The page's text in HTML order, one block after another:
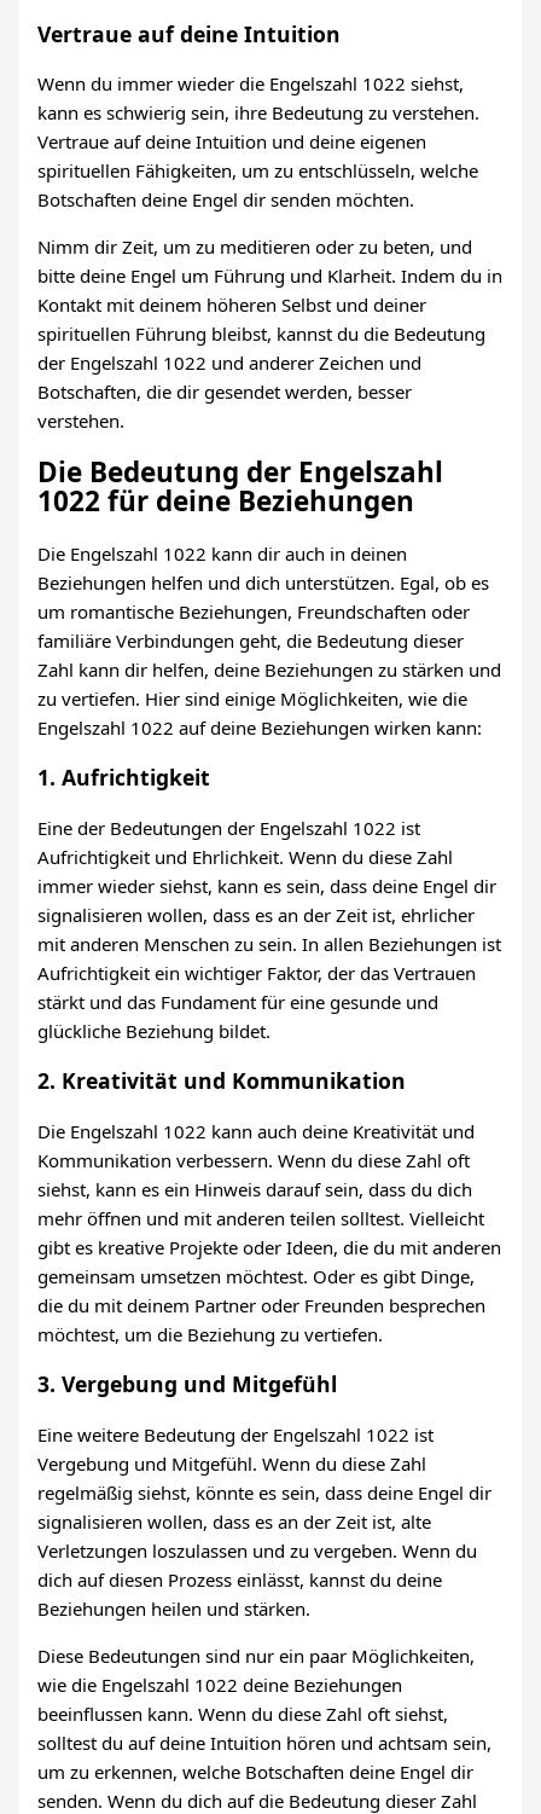
Vertraue auf deine Intuition
Wenn du immer wieder die Engelszahl 1022 siehst,
kann es schwierig sein, ihre Bedeutung zu verstehen.
Vertraue auf deine Intuition und deine eigenen
spirituellen Fähigkeiten, um zu entschlüsseln, welche
Botschaften deine Engel dir senden möchten.
Nimm dir Zeit, um zu meditieren oder zu beten, und
bitte deine Engel um Führung und Klarheit. Indem du in
Kontakt mit deinem höheren Selbst und deiner
spirituellen Führung bleibst, kannst du die Bedeutung
der Engelszahl 1022 und anderer Zeichen und
Botschaften, die dir gesendet werden, besser
verstehen.
Die Bedeutung der Engelszahl
1022 für deine Beziehungen
Die Engelszahl 1022 kann dir auch in deinen
Beziehungen helfen und dich unterstützen. Egal, ob es
um romantische Beziehungen, Freundschaften oder
familiäre Verbindungen geht, die Bedeutung dieser
Zahl kann dir helfen, deine Beziehungen zu stärken und
zu vertiefen. Hier sind einige Möglichkeiten, wie die
Engelszahl 1022 auf deine Beziehungen wirken kann:
1. Aufrichtigkeit
Eine der Bedeutungen der Engelszahl 1022 ist
Aufrichtigkeit und Ehrlichkeit. Wenn du diese Zahl
immer wieder siehst, kann es sein, dass deine Engel dir
signalisieren wollen, dass es an der Zeit ist, ehrlicher
mit anderen Menschen zu sein. In allen Beziehungen ist
Aufrichtigkeit ein wichtiger Faktor, der das Vertrauen
stärkt und das Fundament für eine gesunde und
glückliche Beziehung bildet.
2. Kreativität und Kommunikation
Die Engelszahl 1022 kann auch deine Kreativität und
Kommunikation verbessern. Wenn du diese Zahl oft
siehst, kann es ein Hinweis darauf sein, dass du dich
mehr öffnen und mit anderen teilen solltest. Vielleicht
gibt es kreative Projekte oder Ideen, die du mit anderen
gemeinsam umsetzen möchtest. Oder es gibt Dinge,
die du mit deinem Partner oder Freunden besprechen
möchtest, um die Beziehung zu vertiefen.
3. Vergebung und Mitgefühl
Eine weitere Bedeutung der Engelszahl 1022 ist
Vergebung und Mitgefühl. Wenn du diese Zahl
regelmäßig siehst, könnte es sein, dass deine Engel dir
signalisieren wollen, dass es an der Zeit ist, alte
Verletzungen loszulassen und zu vergeben. Wenn du
dich auf diesen Prozess einlässt, kannst du deine
Beziehungen heilen und stärken.
Diese Bedeutungen sind nur ein paar Möglichkeiten,
wie die Engelszahl 1022 deine Beziehungen
beeinflussen kann. Wenn du diese Zahl oft siehst,
solltest du auf deine Intuition hören und achtsam sein,
um zu erkennen, welche Botschaften deine Engel dir
senden. Wenn du dich auf die Bedeutung dieser Zahl